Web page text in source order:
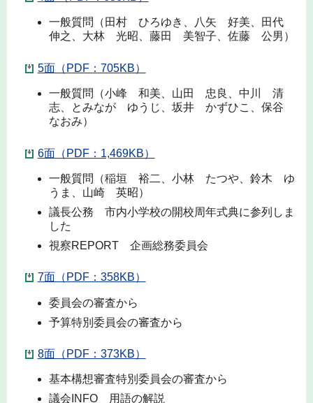
一般質問（田村 ひろゆき、八矢 好美、田代
伸之、大林 光昭、藤田 美智子、佐藤 公男）
5面（PDF：705KB）
一般質問（小峰 和美、山田 忠良、中川 清
志、とみなが ゆうじ、坂井 かずひこ、保谷
なおみ）
6面（PDF：1,469KB）
一般質問（稲垣 裕二、小林 たつや、鈴木 ゆ
うま、山崎 英昭）
議長公務 市内小学校の開校周年式典に参列しま
した
視察REPORT 企画総務委員会
7面（PDF：358KB）
委員会の審査から
予算特別委員会の審査から
8面（PDF：373KB）
基本構想審査特別委員会の審査から
議会INFO 用語の解説